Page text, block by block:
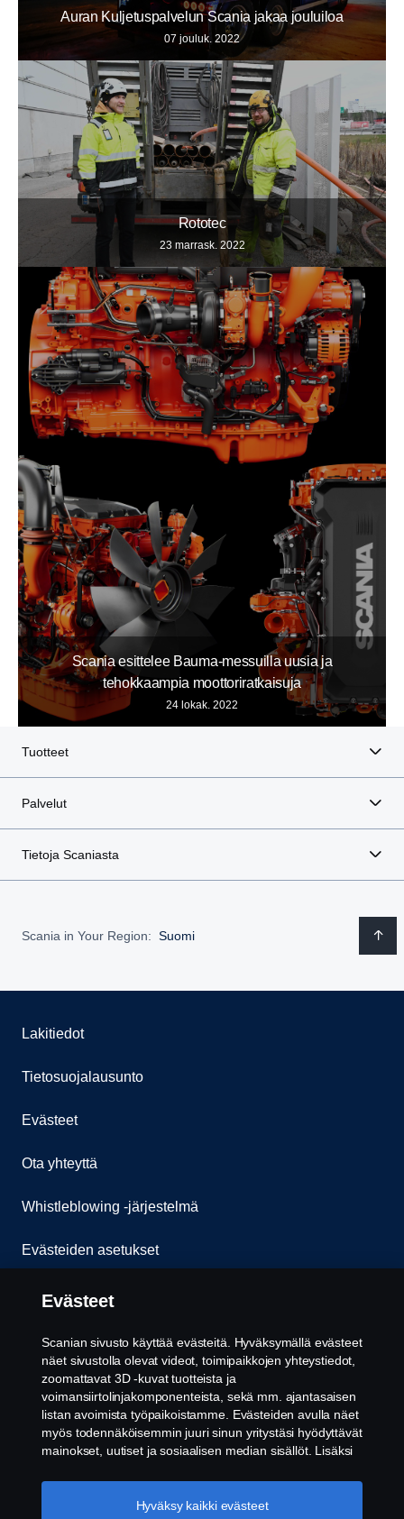
Auran Kuljetuspalvelun Scania jakaa jouluiloa
07 jouluk. 2022
Rototec
23 marrask. 2022
Scania esittelee Bauma-messuilla uusia ja
tehokkaampia moottoriratkaisuja
24 lokak. 2022
Tuotteet
Palvelut
Tietoja Scaniasta
Scania in Your Region: Suomi
Lakitiedot
Tietosuojalausunto
Evästeet
Ota yhteyttä
Whistleblowing -järjestelmä
Evästeiden asetukset
© Copyright Scania 2026. Pidätämme oikeuden
muutoksiin. Scania Suomi Oy, Tulkintie 23, 01740
VANTAA. Puh: +358 10 555 010.
Evästeet
Scanian sivusto käyttää evästeitä. Hyväksymällä evästeet
näet sivustolla olevat videot, toimipaikkojen yhteystiedot,
zoomattavat 3D -kuvat tuotteista ja
voimansiirtolinjakomponenteista, sekä mm. ajantasaisen
listan avoimista työpaikoistamme. Evästeiden avulla näet
myös todennäköisemmin juuri sinun yritystäsi hyödyttävät
mainokset, uutiset ja sosiaalisen median sisällöt. Lisäksi
parantamiseksi, kun hyväksyt evästeet. Klikkaamalla
"Hyväksyn evästeet" annat suostumuksesi kaikkien
Hyväksy kaikki evästeet